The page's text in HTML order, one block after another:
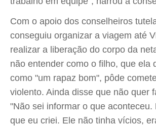
Com o apoio dos conselheiros
conseguiu organizar a viagem até
realizar a liberação do corpo da
não entender como o filho, que ela
como "um rapaz bom", pôde
violento. Ainda disse que não quer
"Não sei informar o que aconteceu.
que eu criei. Ele não tinha vícios,